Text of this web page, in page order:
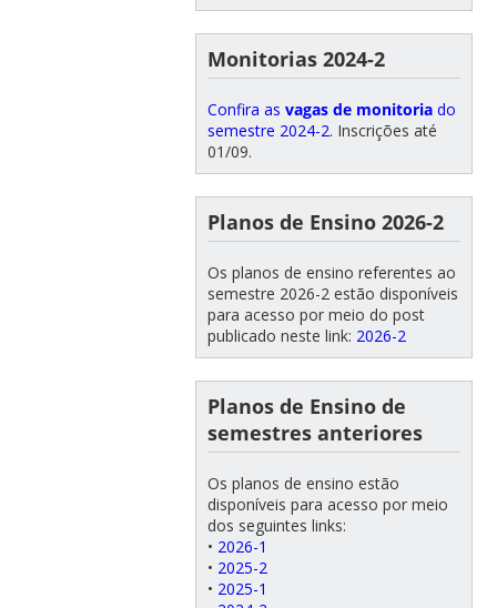
Monitorias 2024-2
Confira as vagas de monitoriado
semestre 2024-2. Inscrições até
01/09.
Planos de Ensino 2026-2
Os planos de ensino referentes ao
semestre 2026-2 estão disponíveis
para acesso por meio do post
publicado neste link: 2026-2
Planos de Ensino de
semestres anteriores
Os planos de ensino estão
disponíveis para acesso por meio
dos seguintes links:
• 2026-1
• 2025-2
• 2025-1